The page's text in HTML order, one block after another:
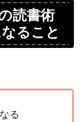
読書術
ること
る